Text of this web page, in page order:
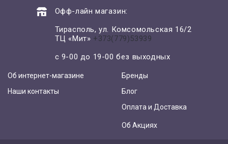
Офф-лайн магазин:
Тирасполь, ул. Комсомольская 16/2
ТЦ «Мит» +373(779)53939
с 9-00 до 19-00 без выходных
Об интернет-магазине
Наши контакты
Бренды
Блог
Оплата и Доставка
Об Акциях